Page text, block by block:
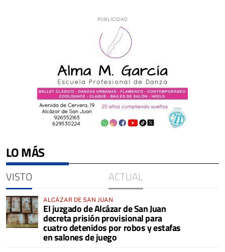
LO MÁS
VISTO ACTUAL
ALCÁZAR DE SAN JUAN
El juzgado de Alcázar de San Juan
decreta prisión provisional para
cuatro detenidos por robos y estafas
en salones de juego